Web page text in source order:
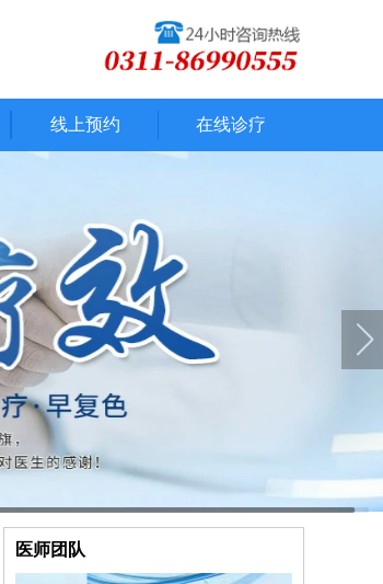
线上预约 在线诊疗
医师团队